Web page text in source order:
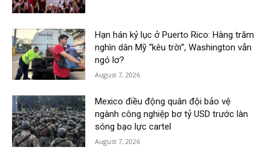
Hạn hán kỷ lục ở Puerto Rico: Hàng trăm
nghìn dân Mỹ “kêu trời”, Washington vẫn
ngó lơ?
August 7, 2026
Mexico điều động quân đội bảo vệ
ngành công nghiệp bơ tỷ USD trước làn
sóng bạo lực cartel
August 7, 2026